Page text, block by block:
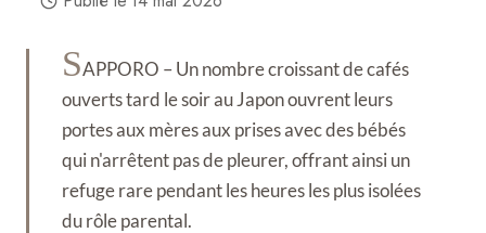
SAPPORO – Un nombre croissant de cafés
ouverts tard le soir au Japon ouvrent leurs
portes aux mères aux prises avec des bébés
qui n'arrêtent pas de pleurer, offrant ainsi un
refuge rare pendant les heures les plus isolées
du rôle parental.